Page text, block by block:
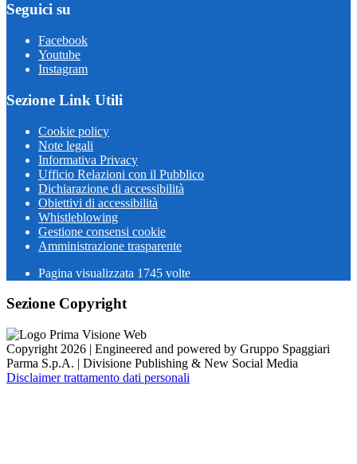
Seguici su
Facebook
Youtube
Instagram
Sezione Link Utili
Cookie policy
Note legali
Informativa Privacy
Ufficio Relazioni con il Pubblico
Dichiarazione di accessibilità
Obiettivi di accessibilità
Whistleblowing
Gestione consensi cookie
Amministrazione trasparente
Pagina visualizzata 1745 volte
Sezione Copyright
Copyright 2026 | Engineered and powered by Gruppo Spaggiari
Parma S.p.A. | Divisione Publishing & New Social Media
Disclaimer trattamento dati personali